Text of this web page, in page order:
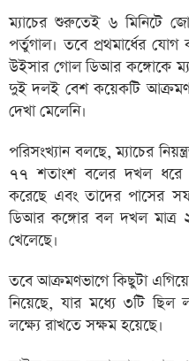
ম্যাচের শুরুতেই ৬ মিনিটে
পর্তুগাল। তবে প্রথমার্ধের
উইসার গোল ডিআর কঙ্গোকে
দুই দলই বেশ কয়েকটি
দেখা মেলেনি।
পরিসংখ্যান বলছে, ম্যাচের
৭৭ শতাংশ বলের দখল ধরে
করেছে এবং তাদের পাসের
ডিআর কঙ্গোর বল দখল মাত্র
খেলেছে।
তবে আক্রমণভাগে কিছুটা
নিয়েছে, যার মধ্যে ৩টি ছিল
লক্ষ্যে রাখতে সক্ষম হয়েছে।